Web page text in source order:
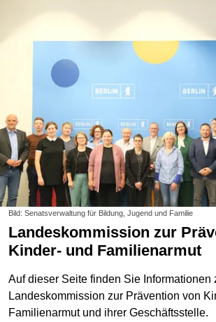
Bild: Senatsverwaltung für Bildung, Jugend und Familie
Landeskommission zur Prävention von
Kinder- und Familienarmut
Auf dieser Seite finden Sie Informationen
Landeskommission zur Prävention von
Familienarmut und ihrer Geschäftsstelle.